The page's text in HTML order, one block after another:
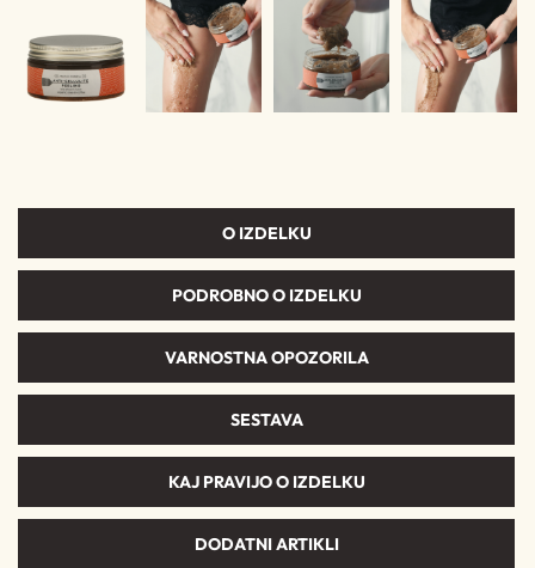
O IZDELKU
PODROBNO O IZDELKU
VARNOSTNA OPOZORILA
SESTAVA
KAJ PRAVIJO O IZDELKU
DODATNI ARTIKLI